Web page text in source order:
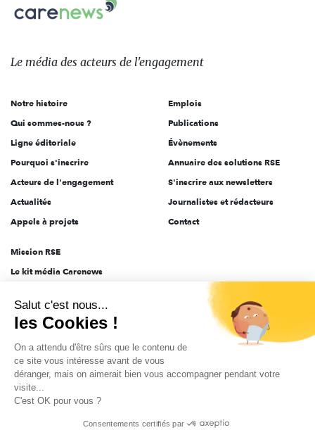
sur:
Le
des
l'engagement
Le média des acteurs de l'engagement
Notre histoire
Qui sommes-nous ?
Ligne éditoriale
Pourquoi s'inscrire
Acteurs de l'engagement
Actualités
Appels à projets
Emplois
Publications
Évènements
Annuaire des solutions RSE
S'inscrire aux newsletters
Journalistes et rédacteurs
Contact
Mission RSE
Le kit média Carenews
AEF info
Novethic
PRODURABLE
Inclusiv Day
Données personnelles Mentions légales 2025-2026 Tout droits réservés
Salut c'est nous...
les Cookies !
On a attendu d'être sûrs que le contenu de
ce site vous intéresse avant de vous
déranger, mais on aimerait bien vous accompagner pendant votre
visite...
C'est OK pour vous ?
Consentements certifiés par